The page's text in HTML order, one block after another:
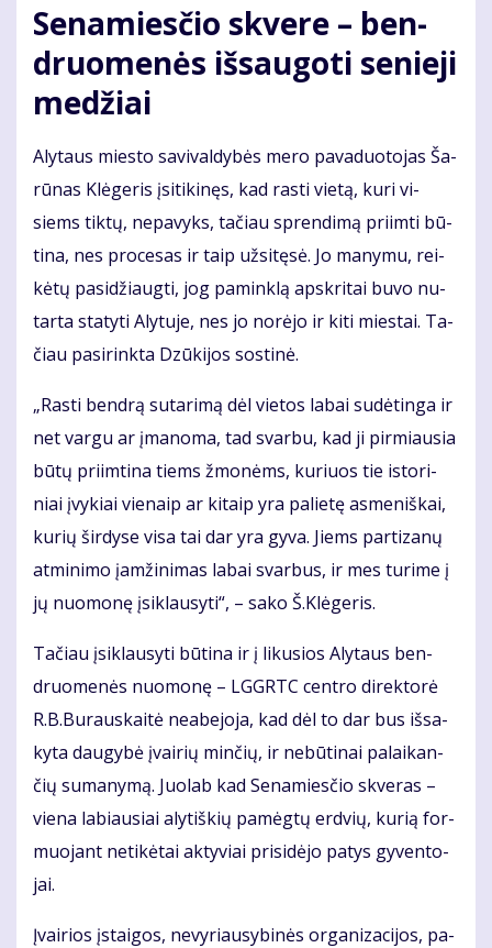
Se­na­mies­čio skve­re – ben­
druo­me­nės iš­sau­go­ti se­nie­ji
me­džiai
Aly­taus mies­to sa­vi­val­dy­bės me­ro pa­va­duo­to­jas Ša­
rū­nas Klė­ge­ris įsi­ti­ki­nęs, kad ras­ti vie­tą, ku­ri vi­
siems tik­tų, ne­pa­vyks, ta­čiau spren­di­mą pri­im­ti bū­
ti­na, nes pro­ce­sas ir taip už­si­tę­sė. Jo ma­ny­mu, rei­
kė­tų pa­si­džiaug­ti, jog pa­min­klą ap­skri­tai bu­vo nu­
tar­ta sta­ty­ti Aly­tu­je, nes jo no­rė­jo ir ki­ti mies­tai. Ta­
čiau pa­si­rink­ta Dzū­ki­jos sos­ti­nė.
„Ras­ti ben­drą su­ta­ri­mą dėl vie­tos la­bai su­dė­tin­ga ir
net var­gu ar įma­no­ma, tad svar­bu, kad ji pir­miau­sia
bū­tų pri­im­ti­na tiems žmo­nėms, ku­riuos tie is­to­ri­
niai įvy­kiai vie­naip ar ki­taip yra pa­lie­tę as­me­niš­kai,
ku­rių šir­dy­se vi­sa tai dar yra gy­va. Jiems par­ti­za­nų
at­mi­ni­mo įam­ži­ni­mas la­bai svar­bus, ir mes tu­ri­me į
jų nuo­mo­nę įsi­klau­sy­ti“, – sa­ko Š.Klė­ge­ris.
Ta­čiau įsi­klau­sy­ti bū­ti­na ir į li­ku­sios Aly­taus ben­
druo­me­nės nuo­mo­nę – LGGRTC cen­tro di­rek­to­rė
R.B.Bu­raus­kai­tė ne­abe­jo­ja, kad dėl to dar bus iš­sa­
ky­ta dau­gy­bė įvai­rių min­čių, ir ne­bū­ti­nai pa­lai­kan­
čių su­ma­ny­mą. Juo­lab kad Se­na­mies­čio skve­ras –
vie­na la­biau­siai aly­tiš­kių pa­mėg­tų erd­vių, ku­rią for­
muo­jant ne­ti­kė­tai ak­ty­viai pri­si­dė­jo pa­tys gy­ven­to­
jai.
Įvai­rios įstai­gos, ne­vy­riau­sy­bi­nės or­ga­ni­za­ci­jos, pa­